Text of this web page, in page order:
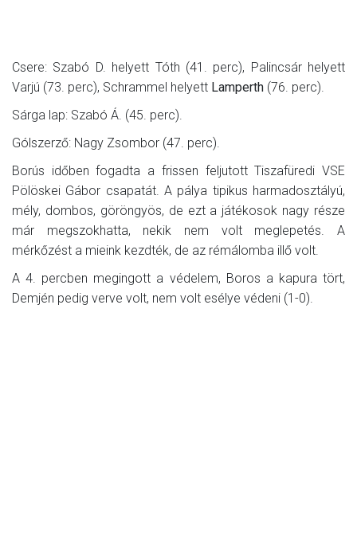
Csere: Szabó D. helyett Tóth (41. perc), Palincsár helyett
Varjú (73. perc), Schrammel helyett Lamperth (76. perc).
Sárga lap: Szabó Á. (45. perc).
Gólszerző: Nagy Zsombor (47. perc).
Borús időben fogadta a frissen feljutott Tiszafüredi VSE
Pölöskei Gábor csapatát. A pálya tipikus harmadosztályú,
mély, dombos, göröngyös, de ezt a játékosok nagy része
már megszokhatta, nekik nem volt meglepetés. A
mérkőzést a mieink kezdték, de az rémálomba illő volt.
A 4. percben megingott a védelem, Boros a kapura tört,
Demjén pedig verve volt, nem volt esélye védeni (1-0).